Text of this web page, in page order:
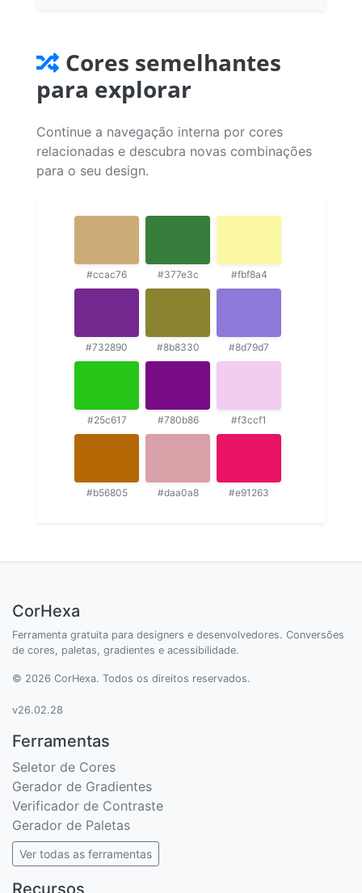
Cores semelhantes
para explorar
Continue a navegação interna por cores
relacionadas e descubra novas combinações
para o seu design.
#ccac76 #377e3c #fbf8a4
#732890 #8b8330 #8d79d7
#25c617 #780b86 #f3ccf1
#b56805 #daa0a8 #e91263
CorHexa
Ferramenta gratuita para designers e desenvolvedores. Conversões
de cores, paletas, gradientes e acessibilidade.
© 2026 CorHexa. Todos os direitos reservados.
v26.02.28
Ferramentas
Seletor de Cores
Gerador de Gradientes
Verificador de Contraste
Gerador de Paletas
Ver todas as ferramentas
Recursos